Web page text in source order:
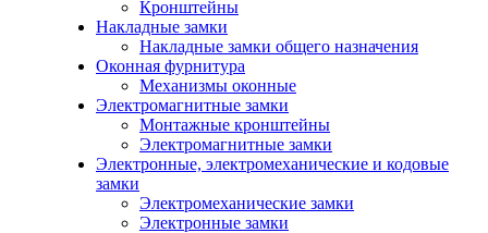
Кронштейны
Накладные замки
Накладные замки общего назначения
Оконная фурнитура
Механизмы оконные
Электромагнитные замки
Монтажные кронштейны
Электромагнитные замки
Электронные, электромеханические и кодовые
замки
Электромеханические замки
Электронные замки